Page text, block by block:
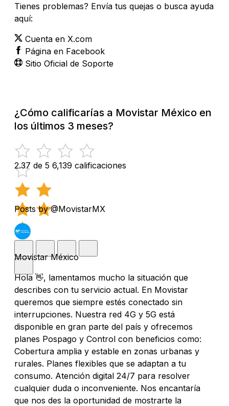
Tienes problemas? Envía tus quejas o busca ayuda
aquí:
Cuenta en X.com
Página en Facebook
Sitio Oficial de Soporte
¿Cómo calificarías a Movistar México en
los últimos 3 meses?
2.37 de 5 6,139 calificaciones
Posts by @MovistarMX
Movistar México
Hola 👋, lamentamos mucho la situación que
describes con tu servicio actual. En Movistar
queremos que siempre estés conectado sin
interrupciones. Nuestra red 4G y 5G está
disponible en gran parte del país y ofrecemos
planes Pospago y Control con beneficios como:
Cobertura amplia y estable en zonas urbanas y
rurales. Planes flexibles que se adaptan a tu
consumo. Atención digital 24/7 para resolver
cualquier duda o inconveniente. Nos encantaría
que nos des la oportunidad de mostrarte la